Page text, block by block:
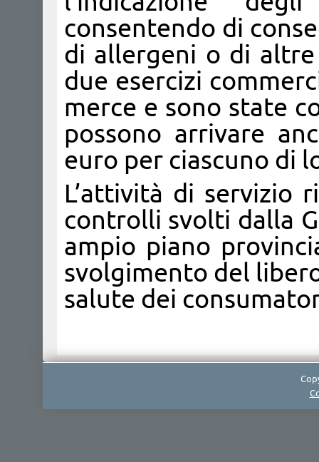
consentendo di
di allergeni o di
due esercizi
merce e sono state
possono arrivare
euro per ciascuno di
L’attività di servizio
controlli svolti dalla
ampio piano
svolgimento del
salute dei